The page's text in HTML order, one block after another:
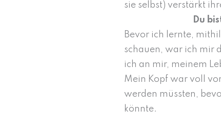
sie selbst) verstärkt
Du
Bevor ich lernte,
schauen, war ich mir
ich an mir, meinem
Mein Kopf war voll
werden müssten,
könnte.